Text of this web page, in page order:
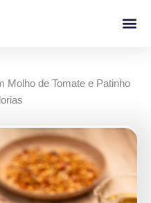
Molho de Tomate e Patinho